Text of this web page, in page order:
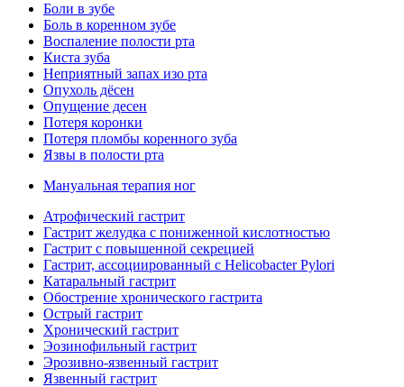
Боли в зубе
Боль в коренном зубе
Воспаление полости рта
Киста зуба
Неприятный запах изо рта
Опухоль дёсен
Опущение десен
Потеря коронки
Потеря пломбы коренного зуба
Язвы в полости рта
Мануальная терапия ног
Атрофический гастрит
Гастрит желудка с пониженной кислотностью
Гастрит с повышенной секрецией
Гастрит, ассоциированный с Helicobacter Pylori
Катаральный гастрит
Обострение хронического гастрита
Острый гастрит
Хронический гастрит
Эозинофильный гастрит
Эрозивно-язвенный гастрит
Язвенный гастрит